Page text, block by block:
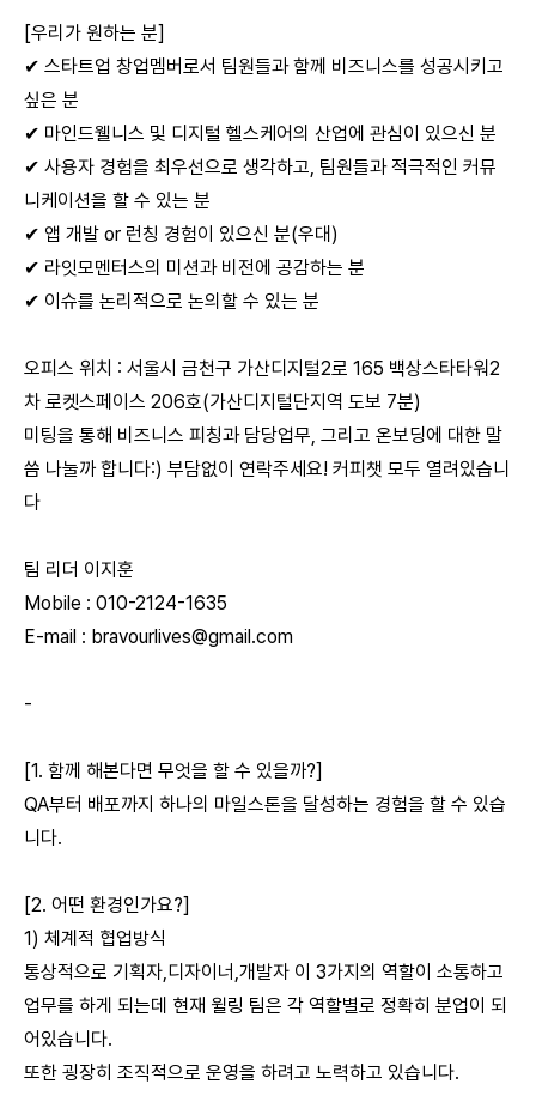
[우리가 원하는 분]
✔ 스타트업 창업멤버로서 팀원들과 함께 비즈니스를 성공시키고
싶은 분
✔ 마인드웰니스 및 디지털 헬스케어의 산업에 관심이 있으신 분
✔ 사용자 경험을 최우선으로 생각하고, 팀원들과 적극적인 커뮤
니케이션을 할 수 있는 분
✔ 앱 개발 or 런칭 경험이 있으신 분(우대)
✔ 라잇모멘터스의 미션과 비전에 공감하는 분
✔ 이슈를 논리적으로 논의할 수 있는 분
오피스 위치 : 서울시 금천구 가산디지털2로 165 백상스타타워2
차 로켓스페이스 206호(가산디지털단지역 도보 7분)
미팅을 통해 비즈니스 피칭과 담당업무, 그리고 온보딩에 대한 말
씀 나눌까 합니다:) 부담없이 연락주세요! 커피챗 모두 열려있습니
다
팀 리더 이지훈
Mobile : 010-2124-1635
E-mail : bravourlives@gmail.com
-
[1. 함께 해본다면 무엇을 할 수 있을까?]
QA부터 배포까지 하나의 마일스톤을 달성하는 경험을 할 수 있습
니다.
[2. 어떤 환경인가요?]
1) 체계적 협업방식
통상적으로 기획자,디자이너,개발자 이 3가지의 역할이 소통하고
업무를 하게 되는데 현재 윌링 팀은 각 역할별로 정확히 분업이 되
어있습니다.
또한 굉장히 조직적으로 운영을 하려고 노력하고 있습니다.